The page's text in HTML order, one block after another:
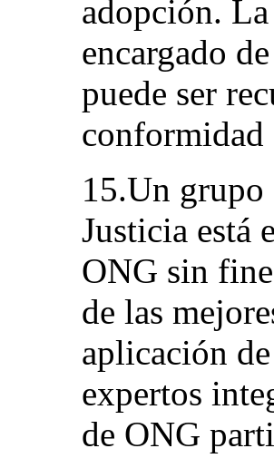
adopción.
encargado
puede ser
conformidad
15.Un
Justicia está
ONG sin
de las
aplicación
expertos
de ONG